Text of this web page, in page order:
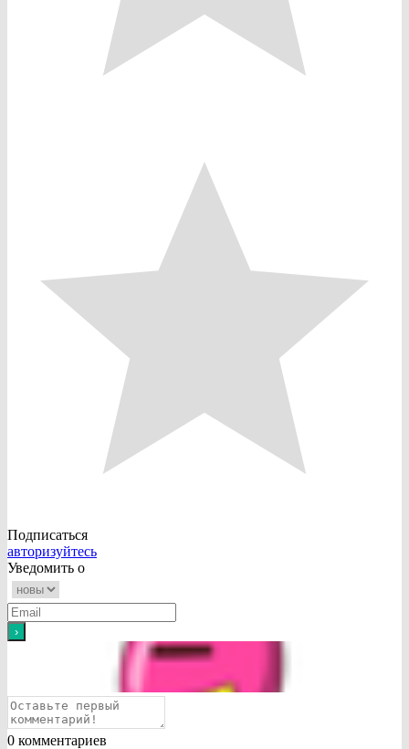
Подписаться
авторизуйтесь
Уведомить о
0 комментариев